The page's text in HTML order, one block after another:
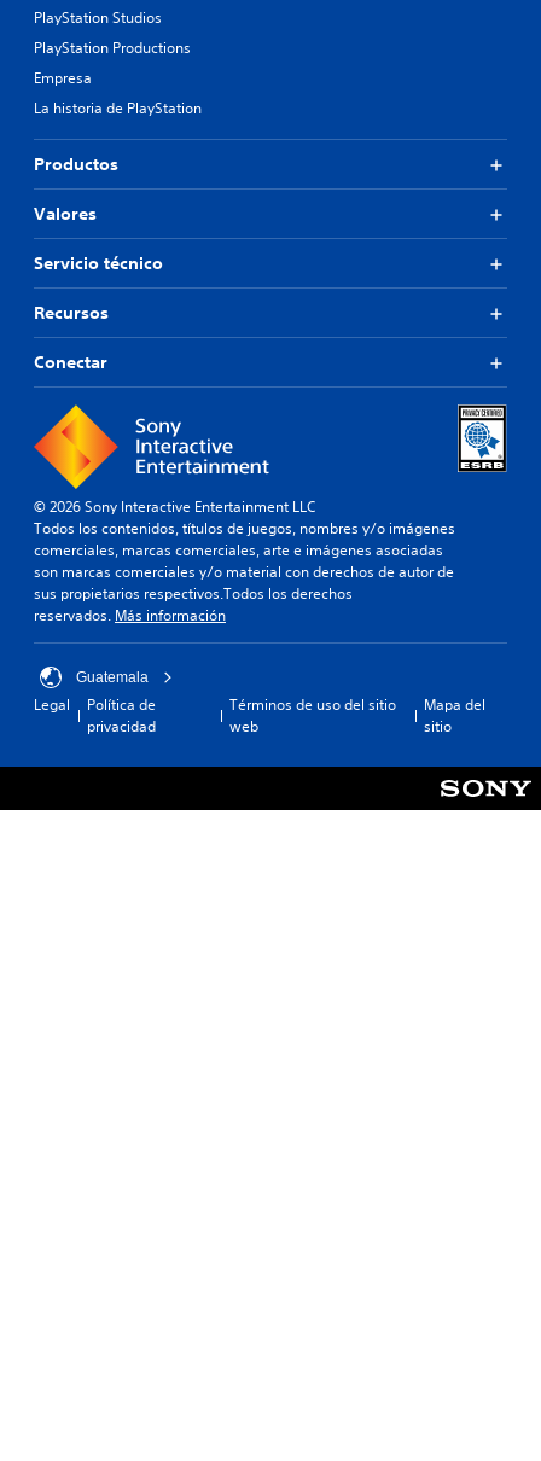
PlayStation Studios
PlayStation Productions
Empresa
La historia de PlayStation
Productos
Valores
Servicio técnico
Recursos
Conectar
© 2026 Sony Interactive Entertainment LLC
Todos los contenidos, títulos de juegos, nombres y/o imágenes
comerciales, marcas comerciales, arte e imágenes asociadas
son marcas comerciales y/o material con derechos de autor de
sus propietarios respectivos.Todos los derechos
reservados. Más información
Guatemala
Legal
Política de
privacidad
Términos de uso del sitio
web
Mapa del
sitio